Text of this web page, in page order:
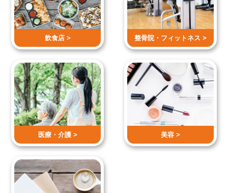
飲食店 > 整骨院・ フィットネス >
医療・介護 > 美容 >